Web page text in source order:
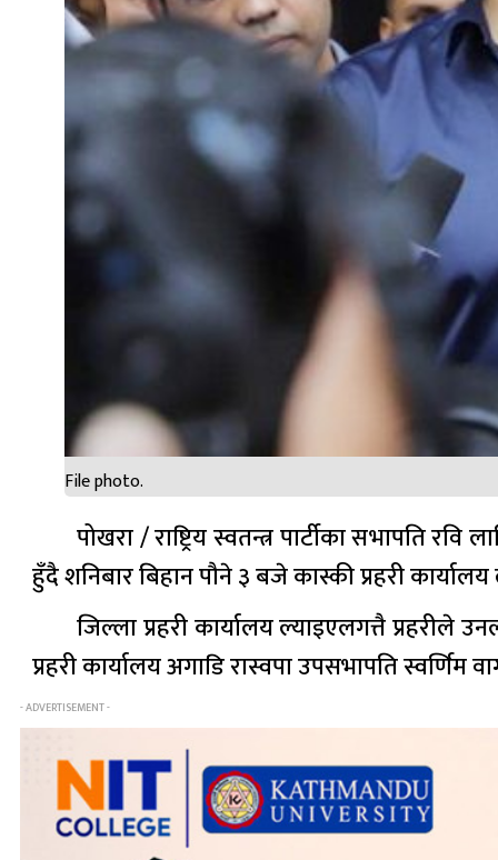
File photo.
पोखरा / राष्ट्रिय स्वतन्त्र पार्टीका सभापति
हुँदै शनिबार बिहान पौने ३ बजे कास्की प्रहरी
जिल्ला प्रहरी कार्यालय ल्याइएलगत्तै प्रहरीले
प्रहरी कार्यालय अगाडि रास्वपा उपसभापति स्वर्णिम
- ADVERTISEMENT -